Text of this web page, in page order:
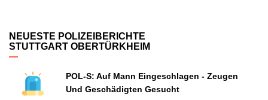
NEUESTE POLIZEIBERICHTE
STUTTGART OBERTÜRKHEIM
POL-S: Auf Mann Eingeschlagen - Zeugen
Und Geschädigten Gesucht